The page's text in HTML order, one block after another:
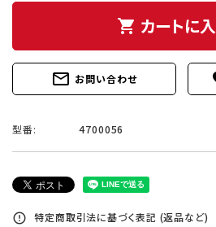
shopping_cart カートに
mail_outline お問い合わせ
型番: 4700056
error_outline 特定商取引法に基づく表記 (返品など)